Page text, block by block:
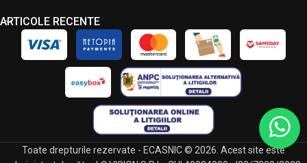
ARTICOLE RECENTE
Toate drepturile rezervate - ECASNIC © 2026. Acest site este